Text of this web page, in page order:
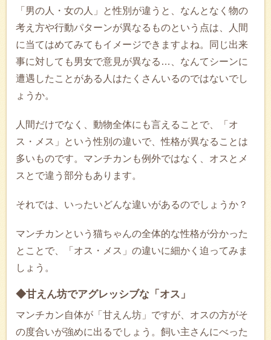
「男の人・女の人」と性別が違うと、なんとなく物の
考え方や行動パターンが異なるものという点は、人間
に当てはめてみてもイメージできますよね。同じ出来
事に対しても男女で意見が異なる…、なんてシーンに
遭遇したことがある人はたくさんいるのではないでし
ょうか。
人間だけでなく、動物全体にも言えることで、「オ
ス・メス」という性別の違いで、性格が異なることは
多いものです。マンチカンも例外ではなく、オスとメ
スとで違う部分もあります。
それでは、いったいどんな違いがあるのでしょうか？
マンチカンという猫ちゃんの全体的な性格が分かった
とことで、「オス・メス」の違いに細かく迫ってみま
しょう。
◆甘えん坊でアグレッシブな「オス」
マンチカン自体が「甘えん坊」ですが、オスの方がそ
の度合いが強めに出るでしょう。飼い主さんにべった